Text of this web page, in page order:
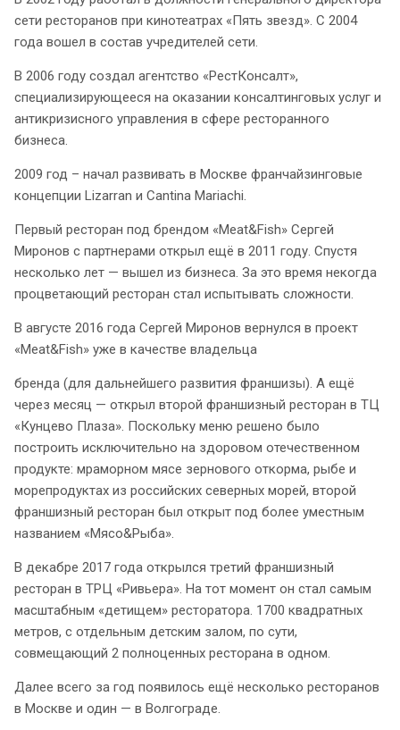
сети ресторанов при кинотеатрах «Пять звезд». С 2004
года вошел в состав учредителей сети.
В 2006 году создал агентство «РестКонсалт»,
специализирующееся на оказании консалтинговых услуг и
антикризисного управления в сфере ресторанного
бизнеса.
2009 год – начал развивать в Москве франчайзинговые
концепции Lizarran и Cantina Mariachi.
Первый ресторан под брендом «Meat&Fish» Сергей
Миронов с партнерами открыл ещё в 2011 году. Спустя
несколько лет — вышел из бизнеса. За это время некогда
процветающий ресторан стал испытывать сложности.
В августе 2016 года Сергей Миронов вернулся в проект
«Meat&Fish» уже в качестве владельца
бренда (для дальнейшего развития франшизы). А ещё
через месяц — открыл второй франшизный ресторан в ТЦ
«Кунцево Плаза». Поскольку меню решено было
построить исключительно на здоровом отечественном
продукте: мраморном мясе зернового откорма, рыбе и
морепродуктах из российских северных морей, второй
франшизный ресторан был открыт под более уместным
названием «Мясо&Рыба».
В декабре 2017 года открылся третий франшизный
ресторан в ТРЦ «Ривьера». На тот момент он стал самым
масштабным «детищем» ресторатора. 1700 квадратных
метров, с отдельным детским залом, по сути,
совмещающий 2 полноценных ресторана в одном.
Далее всего за год появилось ещё несколько ресторанов
в Москве и один — в Волгограде.